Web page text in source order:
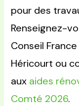
pour des
Renseignez-
Conseil
Héricourt ou
aux aides
Comté 2026.